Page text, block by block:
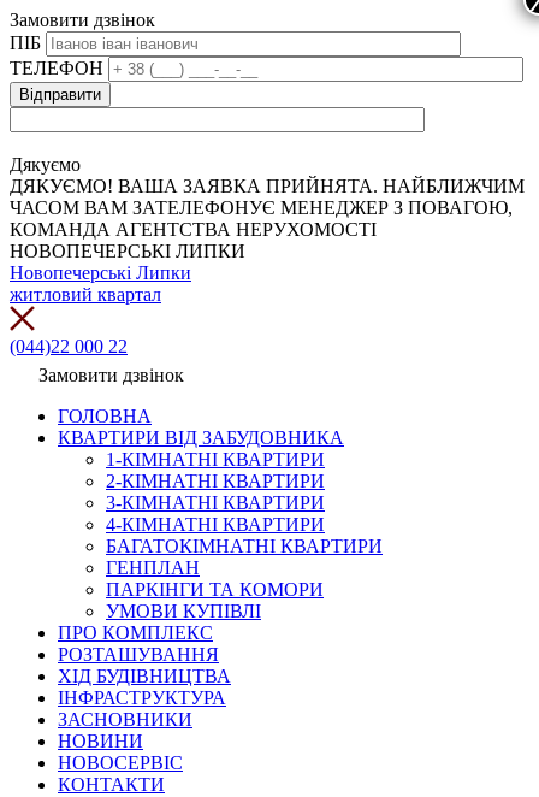
Замовити дзвінок
ПІБ
ТЕЛЕФОН
Дякуємо
ДЯКУЄМО! ВАША ЗАЯВКА ПРИЙНЯТА. НАЙБЛИЖЧИМ
ЧАСОМ ВАМ ЗАТЕЛЕФОНУЄ МЕНЕДЖЕР З ПОВАГОЮ,
КОМАНДА АГЕНТСТВА НЕРУХОМОСТІ
НОВОПЕЧЕРСЬКІ ЛИПКИ
Новопечерські Липки
житловий квартал
(044)22 000 22
Замовити дзвінок
ГОЛОВНА
КВАРТИРИ ВІД ЗАБУДОВНИКА
1-КІМНАТНІ КВАРТИРИ
2-КІМНАТНІ КВАРТИРИ
3-КІМНАТНІ КВАРТИРИ
4-КІМНАТНІ КВАРТИРИ
БАГАТОКІМНАТНІ КВАРТИРИ
ГЕНПЛАН
ПАРКІНГИ ТА КОМОРИ
УМОВИ КУПІВЛІ
ПРО КОМПЛЕКС
РОЗТАШУВАННЯ
ХІД БУДІВНИЦТВА
ІНФРАСТРУКТУРА
ЗАСНОВНИКИ
НОВИНИ
НОВОСЕРВІС
КОНТАКТИ